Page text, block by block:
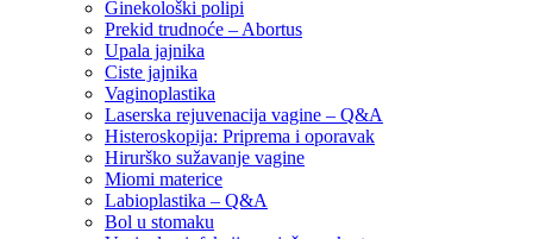
Ginekološki polipi
Prekid trudnoće – Abortus
Upala jajnika
Ciste jajnika
Vaginoplastika
Laserska rejuvenacija vagine – Q&A
Histeroskopija: Priprema i oporavak
Hirurško sužavanje vagine
Miomi materice
Labioplastika – Q&A
Bol u stomaku